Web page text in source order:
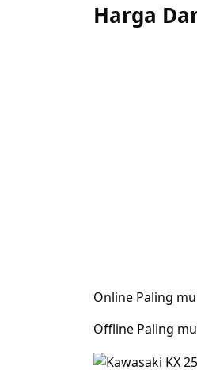
Harga
Online Paling
Offline Paling